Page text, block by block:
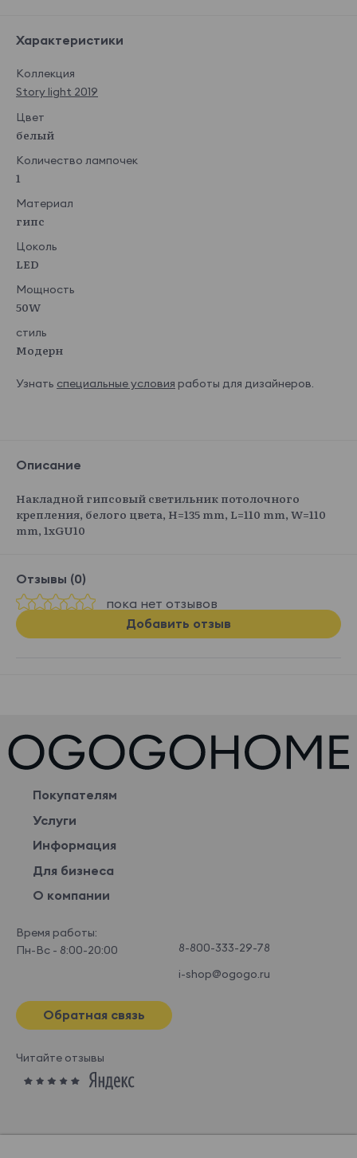
Характеристики
Коллекция
Story light 2019
Цвет
белый
Количество лампочек
1
Материал
гипс
Цоколь
LED
Мощность
50W
стиль
Модерн
Узнать специальные условия работы для дизайнеров.
Описание
Накладной гипсовый светильник потолочного
крепления, белого цвета, H=135 mm, L=110 mm, W=110
mm, 1хGU10
Отзывы (0)
пока нет отзывов
Добавить отзыв
Покупателям
Услуги
Информация
Для бизнеса
О компании
Время работы:
Пн-Вс - 8:00-20:00
8-800-333-29-78
i-shop@ogogo.ru
Обратная связь
Читайте отзывы